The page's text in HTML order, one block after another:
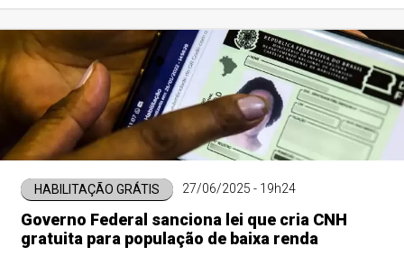
HABILITAÇÃO GRÁTIS 27/06/2025 - 19h24
Governo Federal sanciona lei que cria CNH
gratuita para população de baixa renda